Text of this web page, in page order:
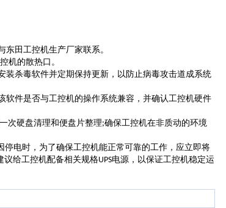
田工控机生产厂家联系。
机的散热口。
杀毒软件并定期保持更新，以防止病毒攻击道成系统
件是否与工控机的操作系统兼容，并确认工控机硬件
次硬盘清理和便盘片整理;确保工控机在非质动的环境
电时，为了确保工控机能正常可靠的工作，应立即将
议给工控机配备相关规格UPS电源，以保证工控机稳定运